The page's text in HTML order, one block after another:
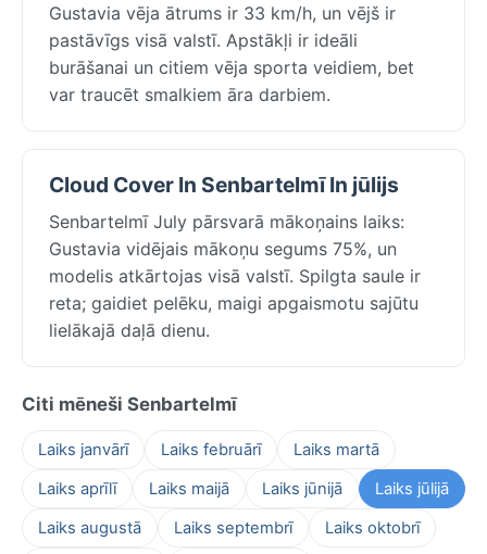
Gustavia vēja ātrums ir 33 km/h, un vējš ir
pastāvīgs visā valstī. Apstākļi ir ideāli
burāšanai un citiem vēja sporta veidiem, bet
var traucēt smalkiem āra darbiem.
Cloud Cover In Senbartelmī In jūlijs
Senbartelmī July pārsvarā mākoņains laiks:
Gustavia vidējais mākoņu segums 75%, un
modelis atkārtojas visā valstī. Spilgta saule ir
reta; gaidiet pelēku, maigi apgaismotu sajūtu
lielākajā daļā dienu.
Citi mēneši Senbartelmī
Laiks janvārī Laiks februārī
Laiks martā
Laiks aprīlī
Laiks maijā Laiks jūnijā
Laiks jūlijā
Laiks augustā
Laiks septembrī Laiks oktobrī